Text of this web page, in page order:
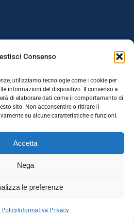
Consenso
utilizziamo tecnologie come i cookie per
informazioni del dispositivo. Il consenso a
di elaborare dati come il comportamento di
sito. Non acconsentire o ritirare il
su alcune caratteristiche e funzioni.
Accetta
Nega
le preferenze
PolicyInformativa Privacy
| Tutti i diritti riservati